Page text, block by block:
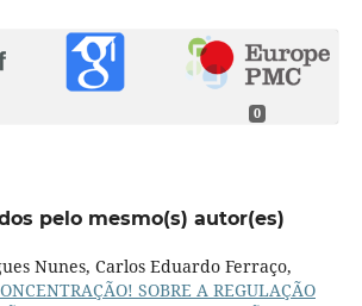
0
pelo mesmo(s) autor(es)
Nunes, Carlos Eduardo Ferraço,
SOBRE A REGULAÇÃO